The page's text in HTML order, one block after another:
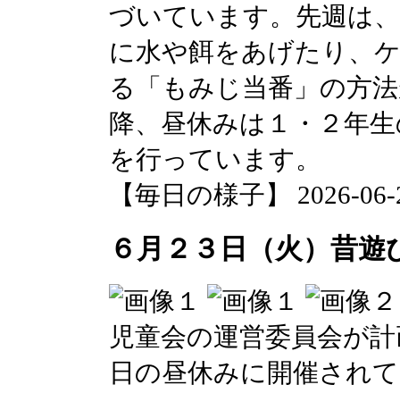
づいています。先週は
に水や餌をあげたり、
る「もみじ当番」の方
降、昼休みは１・２年
を行っています。
【毎日の様子】 2026-
６月２３日（火）昔遊
児童会の運営委員会が
日の昼休みに開催され